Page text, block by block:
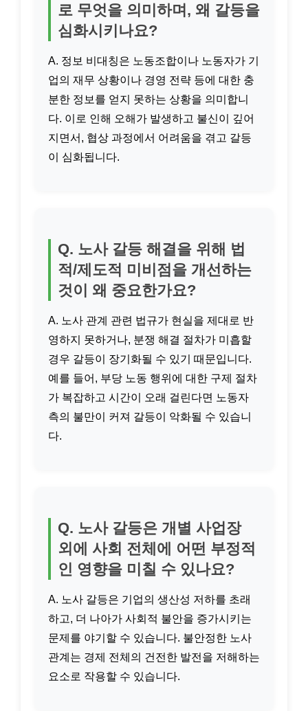
로 무엇을 의미하며, 왜 갈등을
심화시키나요?
A. 정보 비대칭은 노동조합이나 노동자가 기
업의 재무 상황이나 경영 전략 등에 대한 충
분한 정보를 얻지 못하는 상황을 의미합니
다. 이로 인해 오해가 발생하고 불신이 깊어
지면서, 협상 과정에서 어려움을 겪고 갈등
이 심화됩니다.
Q. 노사 갈등 해결을 위해 법
적/제도적 미비점을 개선하는
것이 왜 중요한가요?
A. 노사 관계 관련 법규가 현실을 제대로 반
영하지 못하거나, 분쟁 해결 절차가 미흡할
경우 갈등이 장기화될 수 있기 때문입니다.
예를 들어, 부당 노동 행위에 대한 구제 절차
가 복잡하고 시간이 오래 걸린다면 노동자
측의 불만이 커져 갈등이 악화될 수 있습니
다.
Q. 노사 갈등은 개별 사업장
외에 사회 전체에 어떤 부정적
인 영향을 미칠 수 있나요?
A. 노사 갈등은 기업의 생산성 저하를 초래
하고, 더 나아가 사회적 불안을 증가시키는
문제를 야기할 수 있습니다. 불안정한 노사
관계는 경제 전체의 건전한 발전을 저해하는
요소로 작용할 수 있습니다.